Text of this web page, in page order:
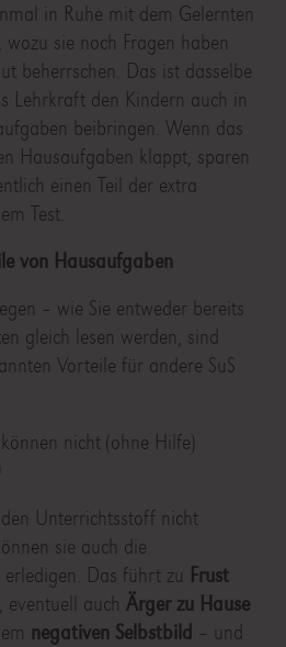
in Ruhe mit dem Gelernten
wozu sie noch Fragen haben
beherrschen. Das ist dasselbe
Lehrkraft den Kindern auch in
beibringen. Wenn das
Hausaufgaben klappt, sparen
einen Teil der extra
Test.
von Hausaufgaben
– wie Sie entweder bereits
gleich lesen werden, sind
Vorteile für andere SuS
nicht (ohne Hilfe)
Unterrichtsstoff nicht
sie auch die
Das führt zu Frust
, eventuell auch Ärger zu Hause
negativen Selbstbild – und